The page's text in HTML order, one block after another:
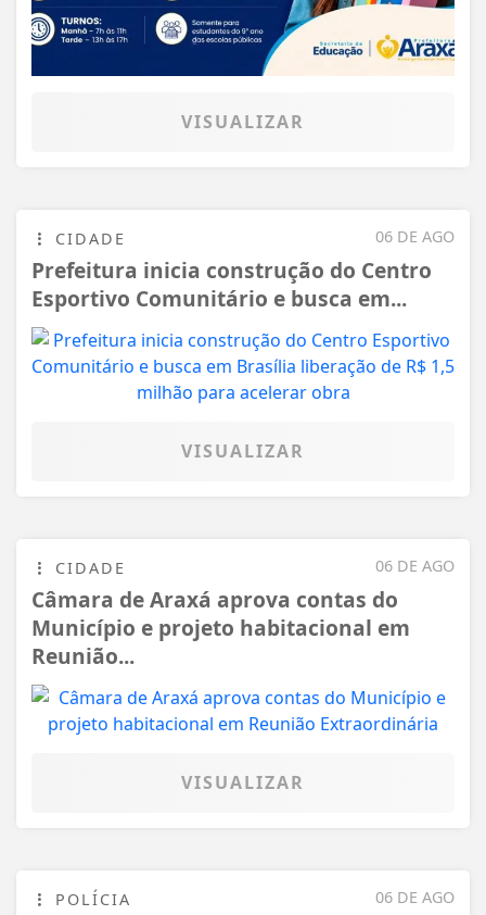
VISUALIZAR
06 DE AGO
CIDADE
Prefeitura inicia construção do Centro
Esportivo Comunitário e busca em...
VISUALIZAR
06 DE AGO
CIDADE
Câmara de Araxá aprova contas do
Município e projeto habitacional em
Reunião...
VISUALIZAR
06 DE AGO
POLÍCIA